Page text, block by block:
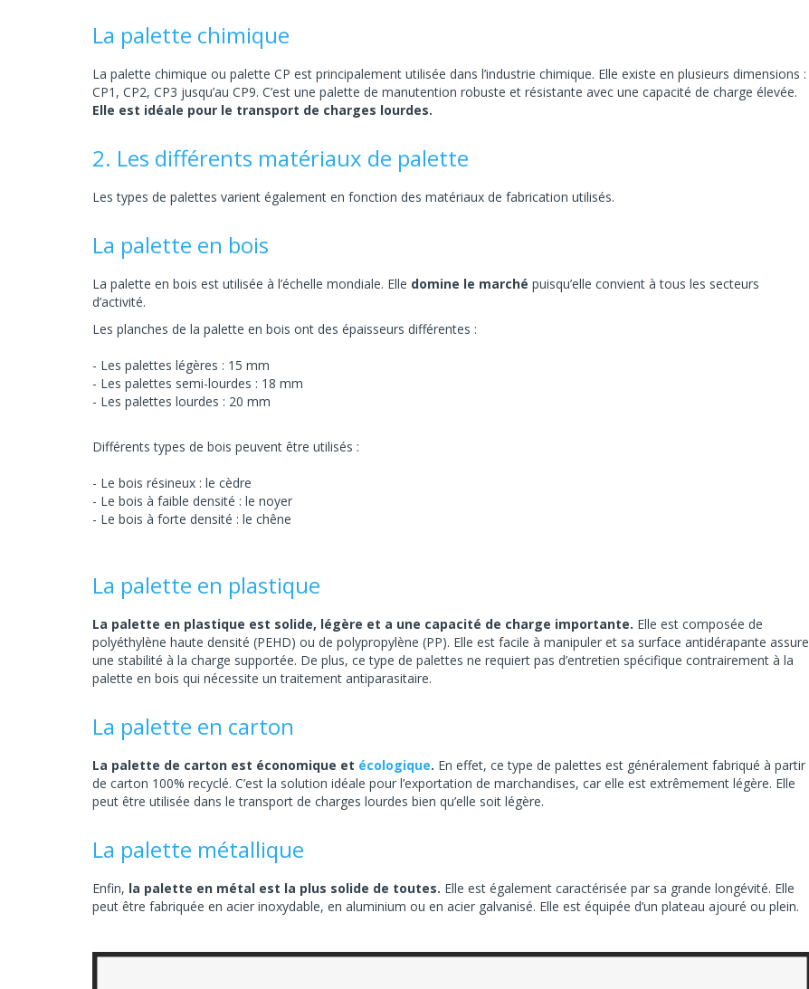
La palette chimique
La palette chimique ou palette CP est principalement utilisée dans l’industrie chimique. Elle existe en plusieurs dimensions :
CP1, CP2, CP3 jusqu’au CP9. C’est une palette de manutention robuste et résistante avec une capacité de charge élevée.
Elle est idéale pour le transport de charges lourdes.
2. Les différents matériaux de palette
Les types de palettes varient également en fonction des matériaux de fabrication utilisés.
La palette en bois
La palette en bois est utilisée à l’échelle mondiale. Elle domine le marché puisqu’elle convient à tous les secteurs
d’activité.
Les planches de la palette en bois ont des épaisseurs différentes :
Les palettes légères : 15 mm
Les palettes semi-lourdes : 18 mm
Les palettes lourdes : 20 mm
Différents types de bois peuvent être utilisés :
Le bois résineux : le cèdre
Le bois à faible densité : le noyer
Le bois à forte densité : le chêne
La palette en plastique
La palette en plastique est solide, légère et a une capacité de charge importante. Elle est composée de
polyéthylène haute densité (PEHD) ou de polypropylène (PP). Elle est facile à manipuler et sa surface antidérapante assure
une stabilité à la charge supportée. De plus, ce type de palettes ne requiert pas d’entretien spécifique contrairement à la
palette en bois qui nécessite un traitement antiparasitaire.
La palette en carton
La palette de carton est économique et écologique. En effet, ce type de palettes est généralement fabriqué à partir
de carton 100% recyclé. C’est la solution idéale pour l’exportation de marchandises, car elle est extrêmement légère. Elle
peut être utilisée dans le transport de charges lourdes bien qu’elle soit légère.
La palette métallique
Enfin, la palette en métal est la plus solide de toutes. Elle est également caractérisée par sa grande longévité. Elle
peut être fabriquée en acier inoxydable, en aluminium ou en acier galvanisé. Elle est équipée d’un plateau ajouré ou plein.